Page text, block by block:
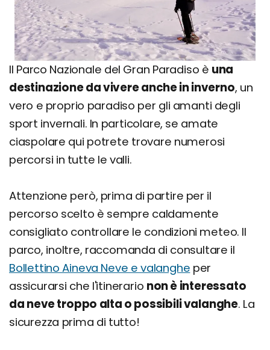
Il Parco Nazionale del Gran Paradiso è una
destinazione da vivere anche in inverno, un
vero e proprio paradiso per gli amanti degli
sport invernali. In particolare, se amate
ciaspolare qui potrete trovare numerosi
percorsi in tutte le valli.
Attenzione però, prima di partire per il
percorso scelto è sempre caldamente
consigliato controllare le condizioni meteo. Il
parco, inoltre, raccomanda di consultare il
Bollettino Aineva Neve e valanghe per
assicurarsi che l'itinerario non è interessato
da neve troppo alta o possibili valanghe. La
sicurezza prima di tutto!